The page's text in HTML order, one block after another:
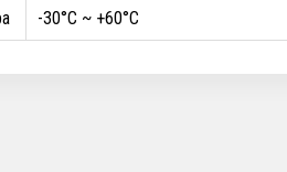
-30°C ~ +60°С